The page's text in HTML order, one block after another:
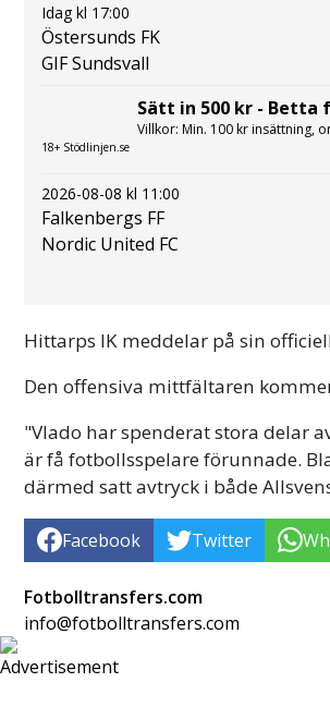
Idag kl 17:00
Östersunds FK
GIF Sundsvall
18+ Stödlinjen.se
Sätt in 500 kr - Betta
Villkor: Min. 100 kr insättning,
2026-08-08 kl 11:00
Falkenbergs FF
Nordic United FC
Hittarps IK meddelar på sin
Den offensiva mittfältaren
"Vlado har spenderat stora delar
är få fotbollsspelare förunnade.
därmed satt avtryck i både
Facebook Twitter
Fotbolltransfers.com
info@fotbolltransfers.com